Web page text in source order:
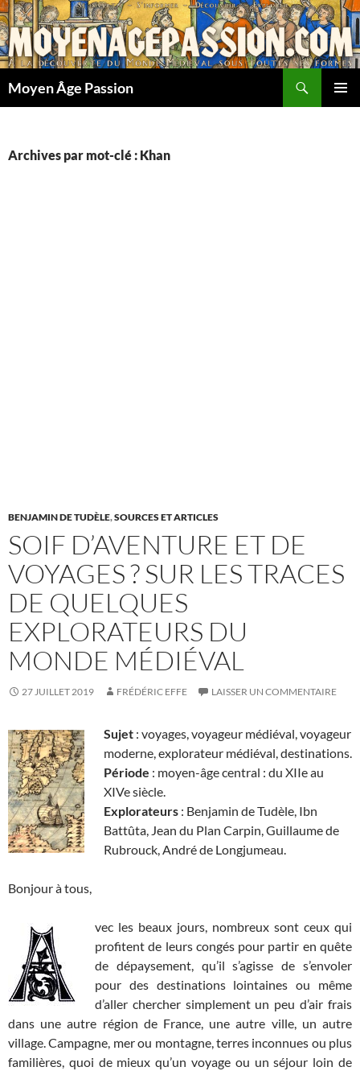
Aller
au
contenu
Moyen Âge Passion
Archives par mot-clé : Khan
BENJAMIN DE TUDÈLE,SOURCES ET ARTICLES
SOIF D’AVENTURE ET DE
VOYAGES ? SUR LES TRACES
DE QUELQUES
EXPLORATEURS DU
MONDE MÉDIÉVAL
27 JUILLET 2019 FRÉDÉRIC EFFE LAISSER UN COMMENTAIRE
Sujet : voyages, voyageur médiéval, voyageur
moderne, explorateur médiéval, destinations.
Période : moyen-âge central : du XIIe au
XIVe siècle.
Explorateurs : Benjamin de Tudèle, Ibn
Battûta, Jean du Plan Carpin, Guillaume de
Rubrouck, André de Longjumeau.
Bonjour à tous,
vec les beaux jours, nombreux sont ceux qui
profitent de leurs congés pour partir en quête
de dépaysement, qu’il s’agisse de s’envoler
pour des destinations lointaines ou même
d’aller chercher simplement un peu d’air frais
dans une autre région de France, une autre ville, un autre
village. Campagne, mer ou montagne, terres inconnues ou plus
familières, quoi de mieux qu’un voyage ou un séjour loin de